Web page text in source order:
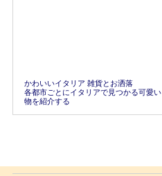
かわいいイタリア 雑貨とお洒落
各都市ごとにイタリアで見つかる可愛い
物を紹介する